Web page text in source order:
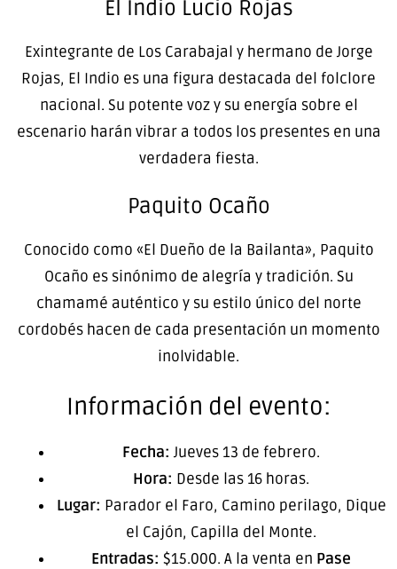
El Indio Lucio Rojas
Exintegrante de Los Carabajal y hermano de Jorge
Rojas, El Indio es una figura destacada del folclore
nacional. Su potente voz y su energía sobre el
escenario harán vibrar a todos los presentes en una
verdadera fiesta.
Paquito Ocaño
Conocido como «El Dueño de la Bailanta», Paquito
Ocaño es sinónimo de alegría y tradición. Su
chamamé auténtico y su estilo único del norte
cordobés hacen de cada presentación un momento
inolvidable.
Información del evento:
Fecha: Jueves 13 de febrero.
Hora: Desde las 16 horas.
Lugar: Parador el Faro, Camino perilago, Dique
el Cajón, Capilla del Monte.
Entradas: $15.000. A la venta en Pase